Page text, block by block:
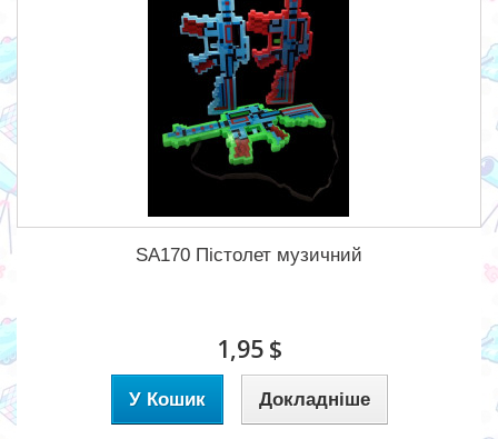
SA170 Пістолет музичний
1,95 $
У Кошик Докладніше